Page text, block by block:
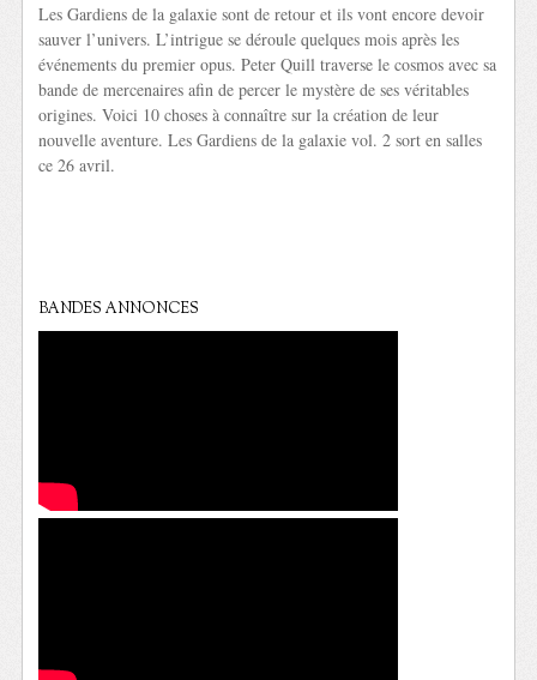
Les Gardiens de la galaxie sont de retour et ils vont encore devoir
sauver l’univers. L’intrigue se déroule quelques mois après les
événements du premier opus. Peter Quill traverse le cosmos avec sa
bande de mercenaires afin de percer le mystère de ses véritables
origines. Voici 10 choses à connaître sur la création de leur
nouvelle aventure. Les Gardiens de la galaxie vol. 2 sort en salles
ce 26 avril.
BANDES ANNONCES